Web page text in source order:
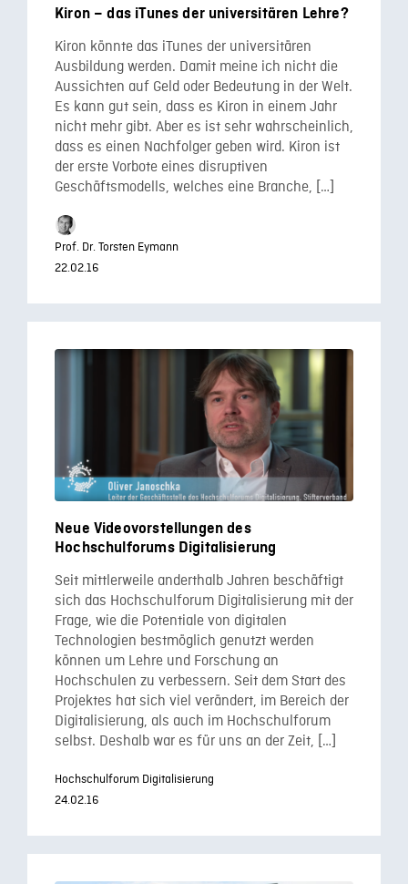
Kiron – das iTunes der universitären Lehre?
Kiron könnte das iTunes der universitären
Ausbildung werden. Damit meine ich nicht die
Aussichten auf Geld oder Bedeutung in der Welt.
Es kann gut sein, dass es Kiron in einem Jahr
nicht mehr gibt. Aber es ist sehr wahrscheinlich,
dass es einen Nachfolger geben wird. Kiron ist
der erste Vorbote eines disruptiven
Geschäftsmodells, welches eine Branche, […]
Prof. Dr. Torsten Eymann
22.02.16
Neue Videovorstellungen des
Hochschulforums Digitalisierung
Seit mittlerweile anderthalb Jahren beschäftigt
sich das Hochschulforum Digitalisierung mit der
Frage, wie die Potentiale von digitalen
Technologien bestmöglich genutzt werden
können um Lehre und Forschung an
Hochschulen zu verbessern. Seit dem Start des
Projektes hat sich viel verändert, im Bereich der
Digitalisierung, als auch im Hochschulforum
selbst. Deshalb war es für uns an der Zeit, […]
Hochschulforum Digitalisierung
24.02.16